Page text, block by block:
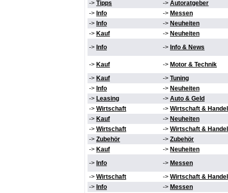
-> Tipps -> Autoratgeber
-> Info -> Messen
-> Info -> Neuheiten
-> Kauf -> Neuheiten
-> Info -> Info & News
-> Kauf -> Motor & Technik
-> Kauf -> Tuning
-> Info -> Neuheiten
-> Leasing -> Auto & Geld
-> Wirtschaft -> Wirtschaft & Handel
-> Kauf -> Neuheiten
-> Wirtschaft -> Wirtschaft & Handel
-> Zubehör -> Zubehör
-> Kauf -> Neuheiten
-> Info -> Messen
-> Wirtschaft -> Wirtschaft & Handel
-> Info -> Messen